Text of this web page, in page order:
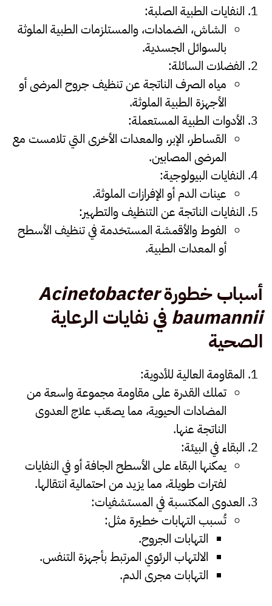
النفايات الطبية الصلبة:
الشاش، الضمادات، والمستلزمات الطبية الملوثة
بالسوائل الجسدية.
الفضلات السائلة:
مياه الصرف الناتجة عن تنظيف جروح المرضى أو
الأجهزة الطبية الملوثة.
الأدوات الطبية المستعملة:
القساطر، الإبر، والمعدات الأخرى التي تلامست مع
المرضى المصابين.
النفايات البيولوجية:
عينات الدم أو الإفرازات الملوثة.
النفايات الناتجة عن التنظيف والتطهير:
الفوط والأقمشة المستخدمة في تنظيف الأسطح
أو المعدات الطبية.
أسباب خطورةAcinetobacter
baumannii في نفايات الرعاية
الصحية
المقاومة العالية للأدوية:
تملك القدرة على مقاومة مجموعة واسعة من
المضادات الحيوية، مما يصعّب علاج العدوى
الناتجة عنها.
البقاء في البيئة:
يمكنها البقاء على الأسطح الجافة أو في النفايات
لفترات طويلة، مما يزيد من احتمالية انتقالها.
العدوى المكتسبة في المستشفيات:
تُسبب التهابات خطيرة مثل:
التهابات الجروح.
الالتهاب الرئوي المرتبط بأجهزة التنفس.
التهابات مجرى الدم.